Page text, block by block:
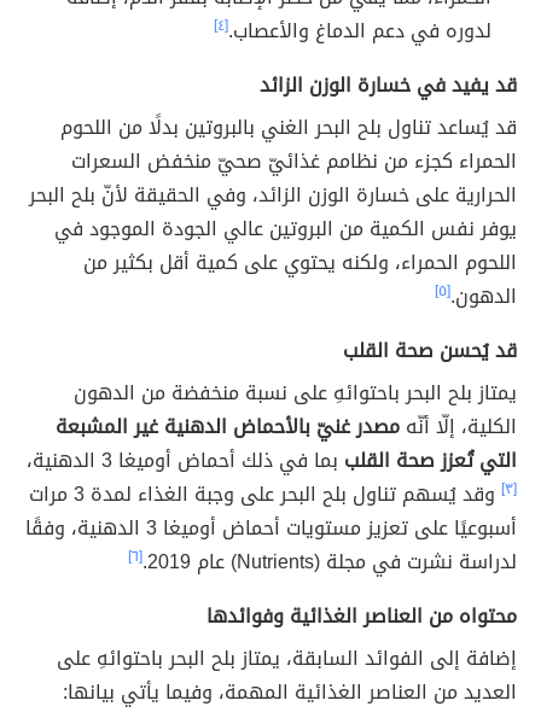
لدوره في دعم الدماغ والأعصاب.[٤]
قد يفيد في خسارة الوزن الزائد
قد يُساعد تناول بلح البحر الغني بالبروتين بدلًا من اللحوم
الحمراء كجزء من نظامم غذائيّ صحيّ منخفض السعرات
الحرارية على خسارة الوزن الزائد، وفي الحقيقة لأنّ بلح البحر
يوفر نفس الكمية من البروتين عالي الجودة الموجود في
اللحوم الحمراء، ولكنه يحتوي على كمية أقل بكثير من
الدهون.[٥]
قد يُحسن صحة القلب
يمتاز بلح البحر باحتوائهِ على نسبة منخفضة من الدهون
الكلية، إلّا أنّهمصدر غنيّ بالأحماض الدهنية غير المشبعة
التي تُعزز صحة القلب بما في ذلك أحماض أوميغا 3 الدهنية،
[٣]
وقد يُسهم تناول بلح البحر على وجبة الغذاء لمدة 3 مرات
أسبوعيًا على تعزيز مستويات أحماض أوميغا 3 الدهنية، وفقًا
لدراسة نشرت في مجلة (Nutrients) عام 2019.
[٦]
محتواه من العناصر الغذائية وفوائدها
إضافة إلى الفوائد السابقة، يمتاز بلح البحر باحتوائهِ على
العديد من العناصر الغذائية المهمة، وفيما يأتي بيانها: